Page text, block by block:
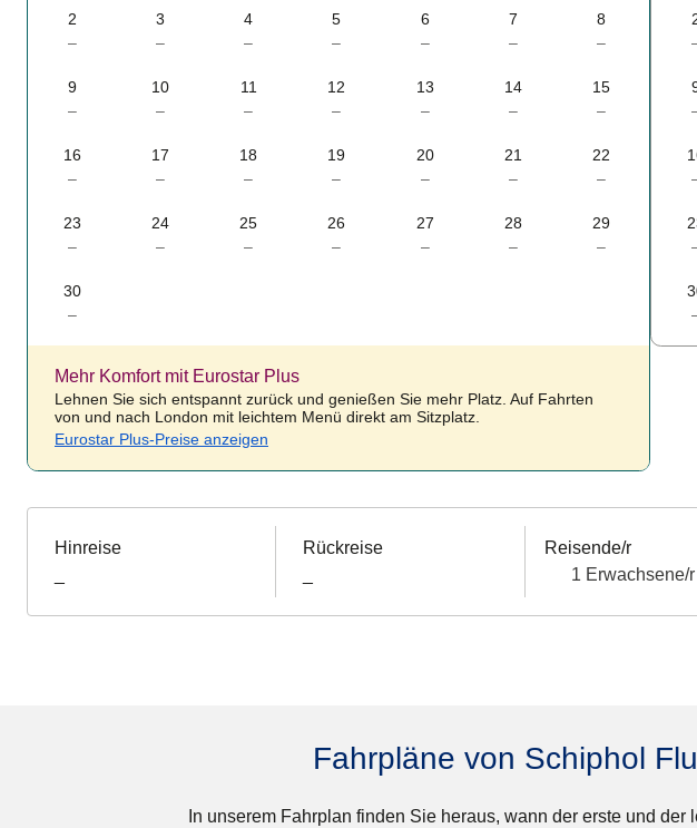
2
–
3
–
4
–
5
–
6
–
7
–
8
–
9
–
10
–
11
–
12
–
13
–
14
–
15
–
16
–
17
–
18
–
19
–
20
–
21
–
22
–
23
–
24
–
25
–
26
–
27
–
28
–
29
–
30
–
Mehr Komfort mit Eurostar Plus
Lehnen Sie sich entspannt zurück und genießen Sie mehr Platz. Auf Fahrten
von und nach London mit leichtem Menü direkt am Sitzplatz.
Eurostar Plus-Preise anzeigen
Hinreise
Rückreise
Reisende/r
1 Erwachsene/r
Fahrpläne von Schiphol
In unserem Fahrplan finden Sie heraus, wann der erste und